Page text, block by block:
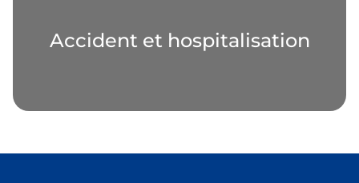
Accident et hospitalisation